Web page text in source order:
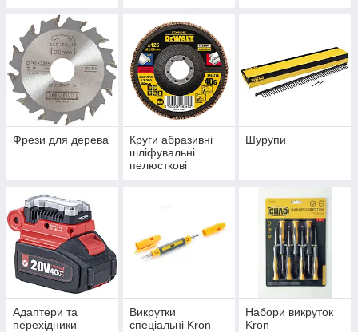
Фрези для дерева
Круги абразивні
шліфувальні
пелюсткові
Шурупи
Адаптери та
перехідники
Викрутки
спеціальні Kron
Набори викруток
Kron